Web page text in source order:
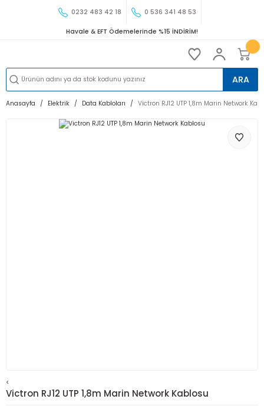
0232 483 42 18 0 536 341 48 53
Havale & EFT Ödemelerinde %15 İNDİRİM!
ARA
Anasayfa Elektrik Data Kabloları Victron RJ12 UTP 1,8m Marin Network
<
Victron RJ12 UTP 1,8m Marin Network Kablosu